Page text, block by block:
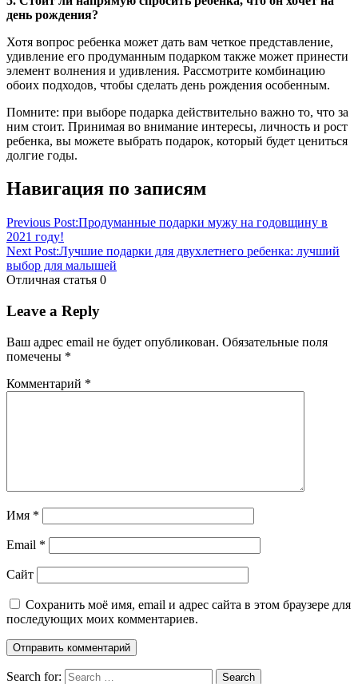
день рождения?
Хотя вопрос ребенка может дать вам четкое представление,
удивление его продуманным подарком также может принести
элемент волнения и удивления. Рассмотрите комбинацию
обоих подходов, чтобы сделать день рождения особенным.
Помните: при выборе подарка действительно важно то, что за
ним стоит. Принимая во внимание интересы, личность и рост
ребенка, вы можете выбрать подарок, который будет цениться
долгие годы.
Навигация по записям
Previous Post:Продуманные подарки мужу на годовщину в
2021 году!
Next Post:Лучшие подарки для двухлетнего ребенка: лучший
выбор для малышей
Отличная статья 0
Leave a Reply
Ваш адрес email не будет опубликован. Обязательные поля
помечены *
Комментарий *
Имя *
Email *
Сайт
Сохранить моё имя, email и адрес сайта в этом браузере для
последующих моих комментариев.
Search for: Search